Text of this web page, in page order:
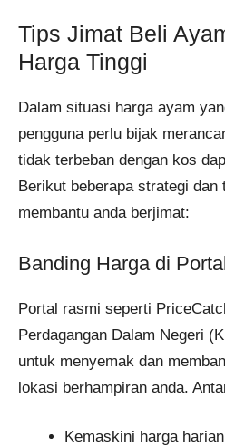
Tips Jimat Beli
Harga Tinggi
Dalam situasi harga ayam
pengguna perlu bijak
tidak terbeban dengan kos
Berikut beberapa strategi
membantu anda berjimat:
Banding Harga di
Portal rasmi seperti
Perdagangan Dalam Negeri
untuk menyemak dan
lokasi berhampiran anda.
Kemaskini harga